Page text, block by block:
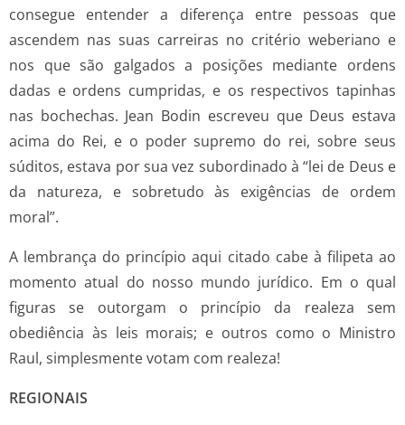
consegue entender a diferença entre pessoas que
ascendem nas suas carreiras no critério weberiano e
nos que são galgados a posições mediante ordens
dadas e ordens cumpridas, e os respectivos tapinhas
nas bochechas. Jean Bodin escreveu que Deus estava
acima do Rei, e o poder supremo do rei, sobre seus
súditos, estava por sua vez subordinado à “lei de Deus e
da natureza, e sobretudo às exigências de ordem
moral”.
A lembrança do princípio aqui citado cabe à filipeta ao
momento atual do nosso mundo jurídico. Em o qual
figuras se outorgam o princípio da realeza sem
obediência às leis morais; e outros como o Ministro
Raul, simplesmente votam com realeza!
REGIONAIS